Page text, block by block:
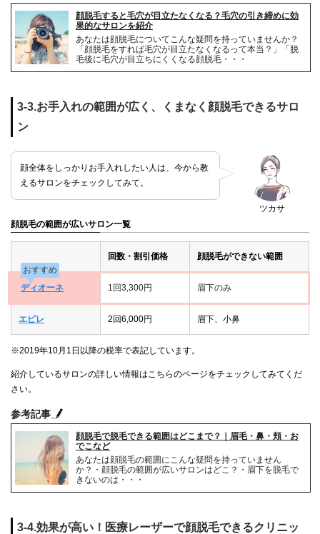
顔脱毛すると毛穴が目立たなくなる？毛穴の引き締めに効
果的なサロンを紹介
あなたは顔脱毛についてこんな疑問を持っていませんか？
「顔脱毛をすれば毛穴が目立たなくなるって本当？」「脱
毛後に毛穴が目立ちにくくなる顔脱毛・・・
3-3.お手入れの範囲が広く、くまなく顔脱毛できるサロ
ン
ツカサ
顔全体をしっかりお手入れしたい人は、今から教
えるサロンをチェックしてみて。
顔脱毛の範囲が広いサロン一覧
回数・割引価格
顔脱毛ができない範囲
おすすめ
ディオーネ
1回3,300円 眉下のみ
エピレ 2回6,000円 眉下、小鼻
※2019年10月1日以降の税率で表記しています。
紹介しているサロンの詳しい情報はこちらのページをチェックしてみてくだ
さい。
参考記事
顔脱毛で脱毛できる範囲はどこまで？｜眉毛・鼻・頬・お
でこなど
あなたは顔脱毛の範囲にこんな疑問を持っていません
か？・顔脱毛の範囲が広いサロンはどこ？・眉下を脱毛で
きないのは・・・
3-4.効果が高い！医療レーザーで顔脱毛できるクリニッ